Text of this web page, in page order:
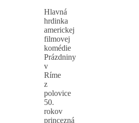
Hlavná
hrdinka
americkej
filmovej
komédie
Prázdniny
v
Ríme
z
polovice
50.
rokov
princezná